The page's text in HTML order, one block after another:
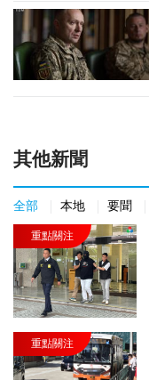
其他新聞
全部 本地 要聞